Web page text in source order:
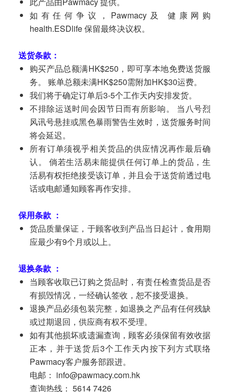
如有任何争议，Pawmacy及 健康网购
health.ESDlife 保留最终决议权。
送货条款：
购买产品总额满HK$250，即可享本地免费送货服
务。 账单总额未满HK$250需附加HK$30运费。
我们将于确定订单后3-5个工作天内安排发货。
不排除运送时间会因节日而有所影响。 当八号烈
风讯号悬挂或黑色暴雨警告生效时，送货服务时间
将会延迟。
所有订单须视乎相关货品的供应情况再作最后确
认。 倘若生活易未能提供任何订单上的货品，生
活易有权拒绝接受该订单，并且会于送货前透过电
话或电邮通知顾客再作安排。
保用条款 ：
货品质量保证，于顾客收到产品当日起计，食用期
应最少有9个月或以上。
退换条款 ：
当顾客收取已订购之货品时，有责任检查货品是否
有损毁情况，一经确认签收，恕不接受退换。
退换产品必须包装完整，如退换之产品有任何残缺
或过期退回，供应商有权不受理。
如有其他损坏或遗漏查询，顾客必须保留有效收据
正本，并于送货后3个工作天内按下列方式联络
Pawmacy客户服务部跟进。
电邮： info@pawmacy.com.hk
查询热线： 5614 7426